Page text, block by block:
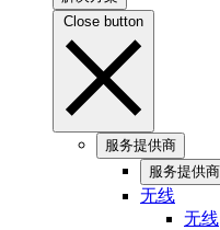
Close button
服务提供商
服务提供商
无线
无线